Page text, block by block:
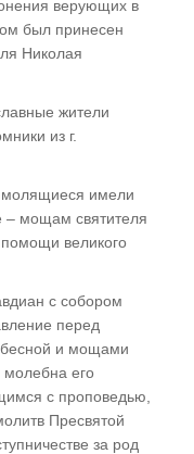
верующих в
был принесен
Николая
жители
из г.
молящиеся имели
– мощам святителя
великого
с собором
перед
и мощами
молебна его
с проповедью,
Пресвятой
за род